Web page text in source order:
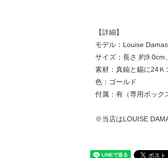
【詳細】
モデル：Louise
サイズ：長さ 約9.0cm
素材：真鍮と錫に24Ｋ
色：ゴールド
付属：有（専用ボック
※当店はLOUISE